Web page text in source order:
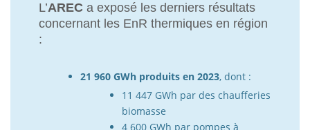
L’AREC a exposé les derniers résultats
concernant les EnR thermiques en région
:
21 960 GWh produits en 2023, dont :
11 447 GWh par des chaufferies
biomasse
4 600 GWh par pompes à